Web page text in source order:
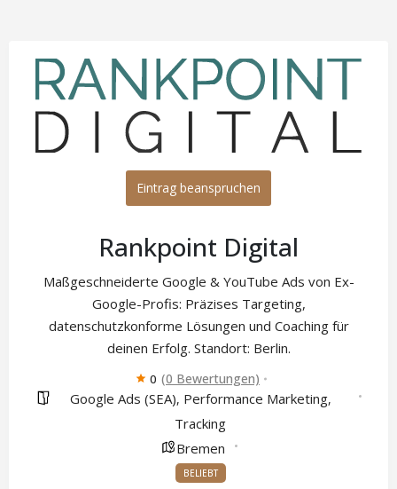
Eintrag beanspruchen
Rankpoint Digital
Maßgeschneiderte Google & YouTube Ads von Ex-
Google-Profis: Präzises Targeting,
datenschutzkonforme Lösungen und Coaching für
deinen Erfolg. Standort: Berlin.
0 (0 Bewertungen)
Google Ads (SEA), Performance Marketing,
Tracking
Bremen
BELIEBT